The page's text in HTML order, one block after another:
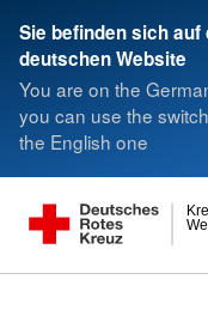
Sie befinden sich auf
deutschen Website
You are on the
you can use the
the English one